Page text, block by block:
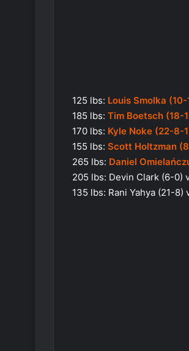
125 lbs: Louis Smolka
185 lbs: Tim Boetsch (18-
170 lbs: Kyle Noke (22-8-
155 lbs: Scott Holtzman
265 lbs: Daniel
205 lbs: Devin Clark (6-0)
135 lbs: Rani Yahya (21-